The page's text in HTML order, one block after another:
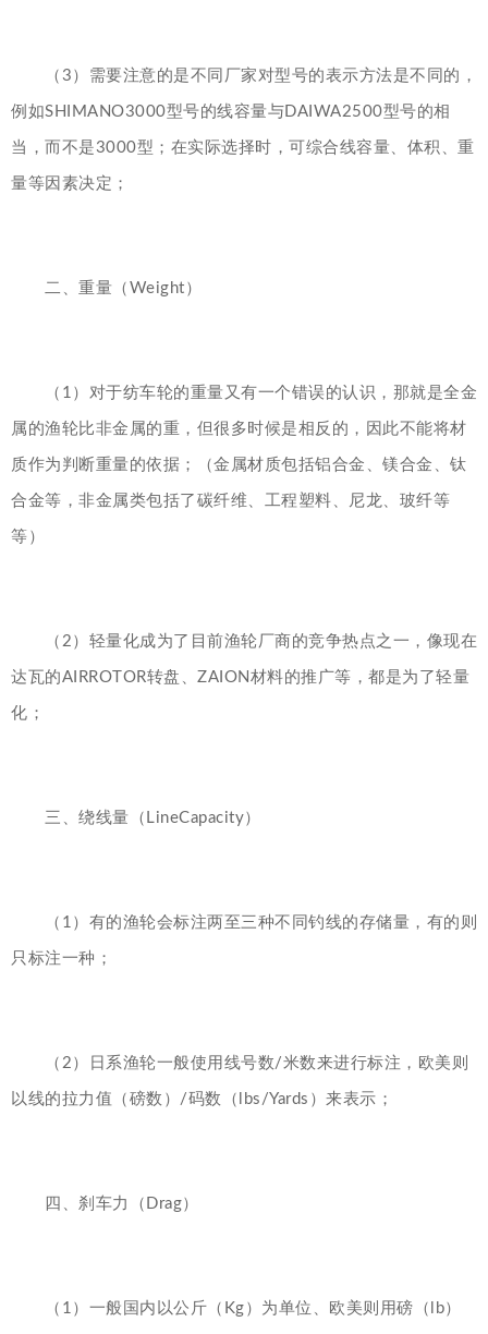
（3）需要注意的是不同厂家对型号的表示方法是不同的，
例如SHIMANO3000型号的线容量与DAIWA2500型号的相
当，而不是3000型；在实际选择时，可综合线容量、体积、重
量等因素决定；
二、重量（Weight）
（1）对于纺车轮的重量又有一个错误的认识，那就是全金
属的渔轮比非金属的重，但很多时候是相反的，因此不能将材
质作为判断重量的依据；（金属材质包括铝合金、镁合金、钛
合金等，非金属类包括了碳纤维、工程塑料、尼龙、玻纤等
等）
（2）轻量化成为了目前渔轮厂商的竞争热点之一，像现在
达瓦的AIRROTOR转盘、ZAION材料的推广等，都是为了轻量
化；
三、绕线量（LineCapacity）
（1）有的渔轮会标注两至三种不同钓线的存储量，有的则
只标注一种；
（2）日系渔轮一般使用线号数/米数来进行标注，欧美则
以线的拉力值（磅数）/码数（lbs/Yards）来表示；
四、刹车力（Drag）
（1）一般国内以公斤（Kg）为单位、欧美则用磅（lb）